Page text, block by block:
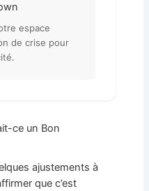
espace
de crise pour
ce un Bon
ajustements à
que c’est